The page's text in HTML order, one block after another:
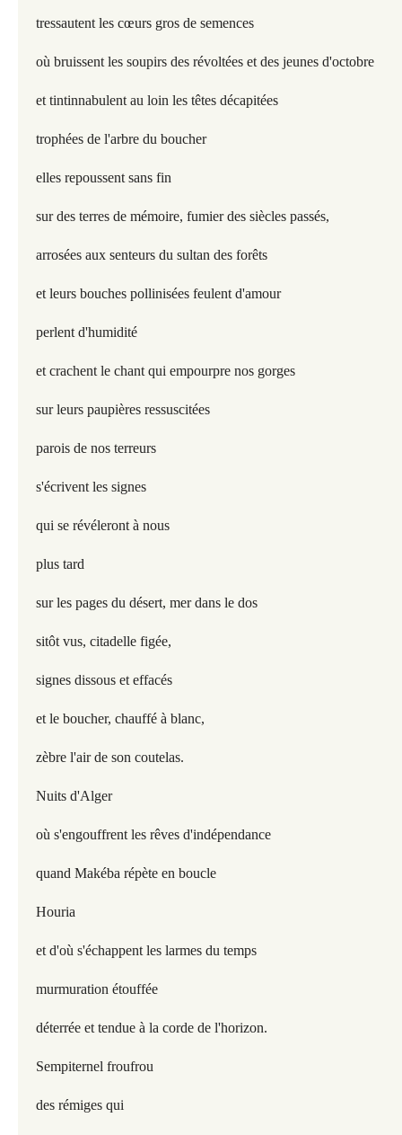
tressautent les cœurs gros de semences
où bruissent les soupirs des révoltées et des jeunes d'octobre
et tintinnabulent au loin les têtes décapitées
trophées de l'arbre du boucher
elles repoussent sans fin
sur des terres de mémoire, fumier des siècles passés,
arrosées aux senteurs du sultan des forêts
et leurs bouches pollinisées feulent d'amour
perlent d'humidité
et crachent le chant qui empourpre nos gorges
sur leurs paupières ressuscitées
parois de nos terreurs
s'écrivent les signes
qui se révéleront à nous
plus tard
sur les pages du désert, mer dans le dos
sitôt vus, citadelle figée,
signes dissous et effacés
et le boucher, chauffé à blanc,
zèbre l'air de son coutelas.
Nuits d'Alger
où s'engouffrent les rêves d'indépendance
quand Makéba répète en boucle
Houria
et d'où s'échappent les larmes du temps
murmuration étouffée
déterrée et tendue à la corde de l'horizon.
Sempiternel froufrou
des rémiges qui